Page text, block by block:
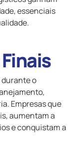
essenciais
o
Empresas que
aumentam a
e conquistam a